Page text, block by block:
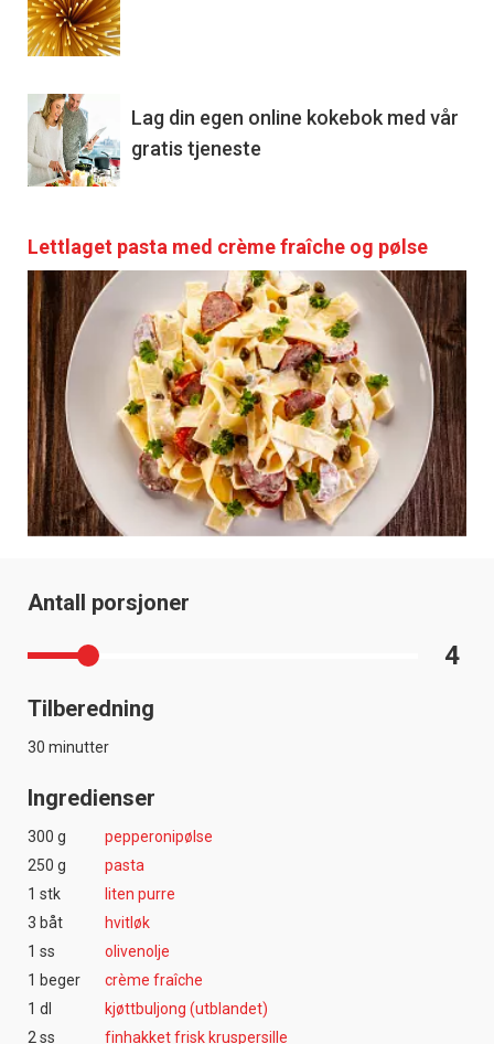
Lag din egen online kokebok med vår
gratis tjeneste
Lettlaget pasta med crème fraîche og pølse
Antall porsjoner
4
Tilberedning
30 minutter
Ingredienser
300 g
pepperonipølse
250 g
pasta
1 stk
liten purre
3 båt
hvitløk
1 ss
olivenolje
1 beger
crème fraîche
1 dl
kjøttbuljong (utblandet)
2 ss
finhakket frisk kruspersille